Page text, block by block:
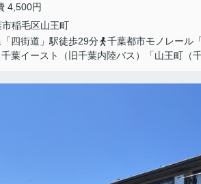
4,500円
市稲毛区山王町
四街道」駅徒歩29分
千葉都市モノレール
葉イースト（旧千葉内陸バス）「山王町（